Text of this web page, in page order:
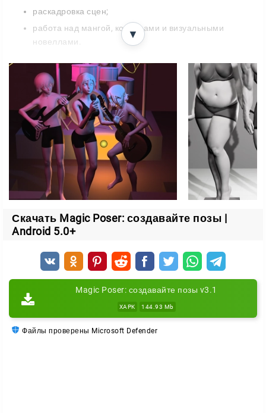
раскадровка сцен;
работа над мангой, комиксами и визуальными
новеллами.
Простое управление позами
Пара касаний — и нужное число фигур появляется
на экране и принимает заданные положения. Вы
выбираете позы, ракурс и расположение каждого
персонажа.
К моделям можно добавить реквизит, одежду и
причёски. Так сцена выглядит живее и ближе к
вашему замыслу.
Никакой долгой подготовки
С Magic Poser вам не нужны годы художественной
школы, дорогие программы или знакомые, готовые
позировать. Всё для создания эталонного
изображения уже встроено в приложение.
Работа со сценой
▼
Скачать Magic Poser: создавайте позы |
Android 5.0+
Magic Poser: создавайте позы v3.1
XAPK 144.93 Mb
Файлы проверены Microsoft Defender